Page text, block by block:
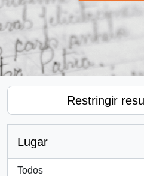
Restringir
Lugar
Todos